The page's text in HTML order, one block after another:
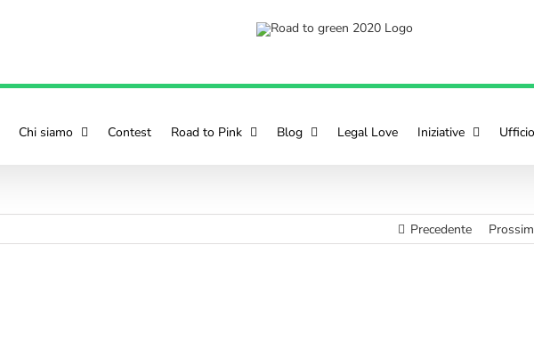
Chi siamo Contest Road to Pink Blog Legal Love Iniziative
Precedente